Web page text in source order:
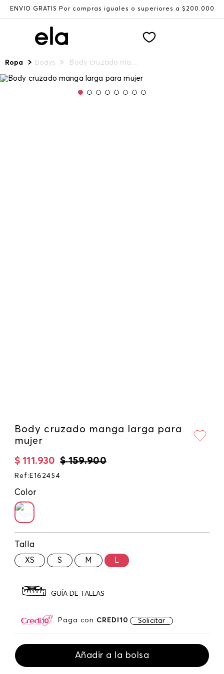
ENVÍO GRATIS Por compras iguales o superiores a $200.000
Ropa Bodys Body cruzado manga larga para mujer
Body cruzado manga larga para
mujer
$ 159.900
$ 111 .930
Ref : E162454
Color
Talla
XS S M L
GUÍA DE TALLAS
Paga con CREDI10 Solicitar
Añadir a la bolsa